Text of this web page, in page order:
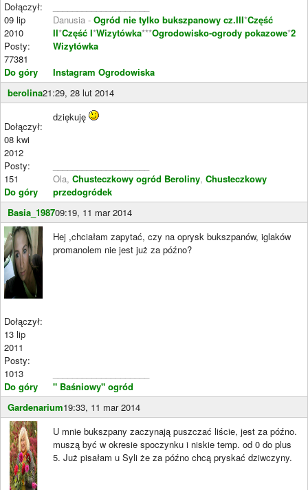
Dołączył:
09 lip
2010
Posty:
77381
Do góry
Danusia - Ogród nie tylko bukszpanowy cz.III*Część
II*Część I*Wizytówka***Ogrodowisko-ogrody pokazowe*2
Wizytówka
Instagram Ogrodowiska
berolina21:29, 28 lut 2014
Dołączył:
08 kwi
2012
Posty:
151
Do góry
dziękuję
Ola, Chusteczkowy ogród Beroliny, Chusteczkowy
przedogródek
Basia_198709:19, 11 mar 2014
Dołączył:
13 lip
2011
Posty:
1013
Do góry
Hej ,chciałam zapytać, czy na oprysk bukszpanów, iglaków
promanolem nie jest już za późno?
" Baśniowy" ogród
Gardenarium19:33, 11 mar 2014
U mnie bukszpany zaczynają puszczać liście, jest za późno.
muszą być w okresie spoczynku i niskie temp. od 0 do plus
5. Już pisałam u Syli że za późno chcą pryskać dziwczyny.